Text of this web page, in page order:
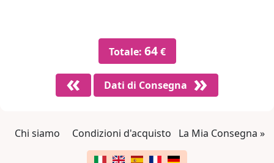
Totale: 64€
Dati di Consegna
Link a piè di pagina
Chi siamo Condizioni d'acquisto La Mia Consegna »